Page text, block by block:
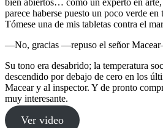
bien abiertos… como un experto en
parece haberse puesto un poco verde en
Tómese una de mis tabletas contra el
—No, gracias —repuso el señor
Su tono era desabrido; la temperatura
descendido por debajo de cero en los
Macear y al inspector. Y de pronto
muy interesante.
Ver video